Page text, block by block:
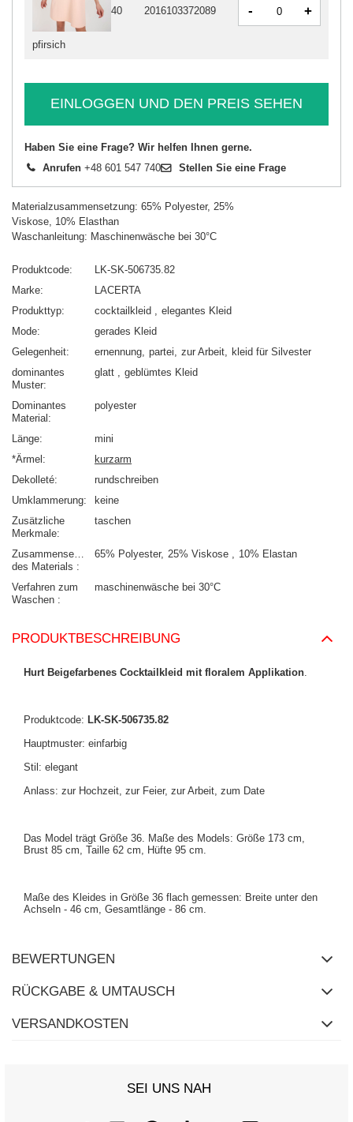
pfirsich
40 2016103372089 - +
EINLOGGEN UND DEN PREIS SEHEN
Haben Sie eine Frage? Wir helfen Ihnen gerne.
Anrufen +48 601 547 740 Stellen Sie eine Frage
Materialzusammensetzung: 65% Polyester, 25%
Viskose, 10% Elasthan
Waschanleitung: Maschinenwäsche bei 30°C
Produktcode
LK-SK-506735.82
Marke
LACERTA
Produkttyp
cocktailkleid
elegantes Kleid
Mode
gerades Kleid
Gelegenheit
ernennung partei zur Arbeit
kleid für Silvester
dominantes
Muster
glatt geblümtes Kleid
Dominantes
Material
polyester
Länge
mini
*Ärmel
kurzarm
Dekolleté
rundschreiben
Umklammerung
keine
Zusätzliche
Merkmale
taschen
Zusammensetzung
des Materials
65% Polyester 25% Viskose 10% Elastan
Verfahren zum
Waschen
maschinenwäsche bei 30°C
PRODUKTBESCHREIBUNG
Hurt Beigefarbenes Cocktailkleid mit floralem Applikation.
Produktcode: LK-SK-506735.82
Hauptmuster: einfarbig
Stil: elegant
Anlass: zur Hochzeit, zur Feier, zur Arbeit, zum Date
Das Model trägt Größe 36. Maße des Models: Größe 173 cm,
Brust 85 cm, Taille 62 cm, Hüfte 95 cm.
Maße des Kleides in Größe 36 flach gemessen: Breite unter den
Achseln - 46 cm, Gesamtlänge - 86 cm.
BEWERTUNGEN
RÜCKGABE & UMTAUSCH
VERSANDKOSTEN
SEI UNS NAH